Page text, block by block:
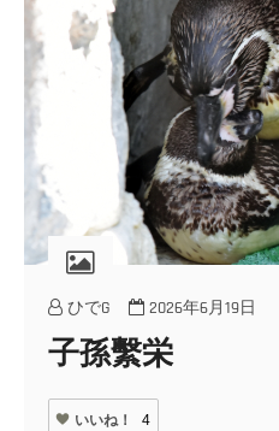
ひでG 2026年6月19日
子孫繫栄
いいね！ 4